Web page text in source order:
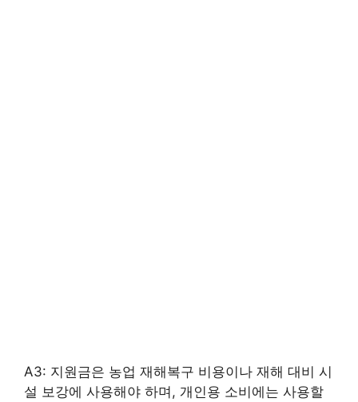
A3: 지원금은 농업 재해복구 비용이나 재해 대비 시
설 보강에 사용해야 하며, 개인용 소비에는 사용할